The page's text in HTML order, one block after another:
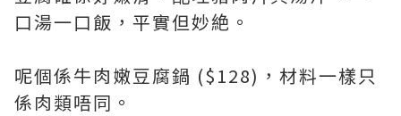
口湯一口飯，平實但妙絶。
呢個係牛肉嫩豆腐鍋 ($128)，材料一樣只
係肉類唔同。